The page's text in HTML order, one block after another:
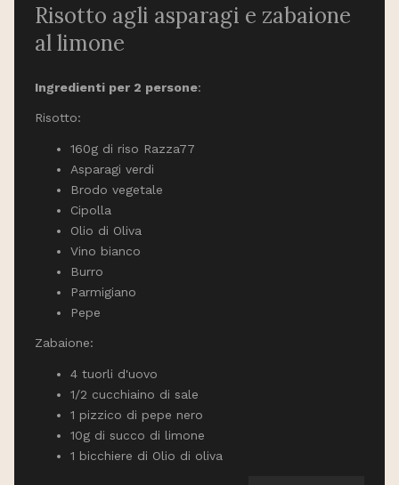
Risotto agli asparagi e zabaione
al limone
Ingredienti per 2 persone:
Risotto:
160g di riso Razza77
Asparagi verdi
Brodo vegetale
Cipolla
Olio di Oliva
Vino bianco
Burro
Parmigiano
Pepe
Zabaione:
4 tuorli d'uovo
1/2 cucchiaino di sale
1 pizzico di pepe nero
10g di succo di limone
1 bicchiere di Olio di oliva